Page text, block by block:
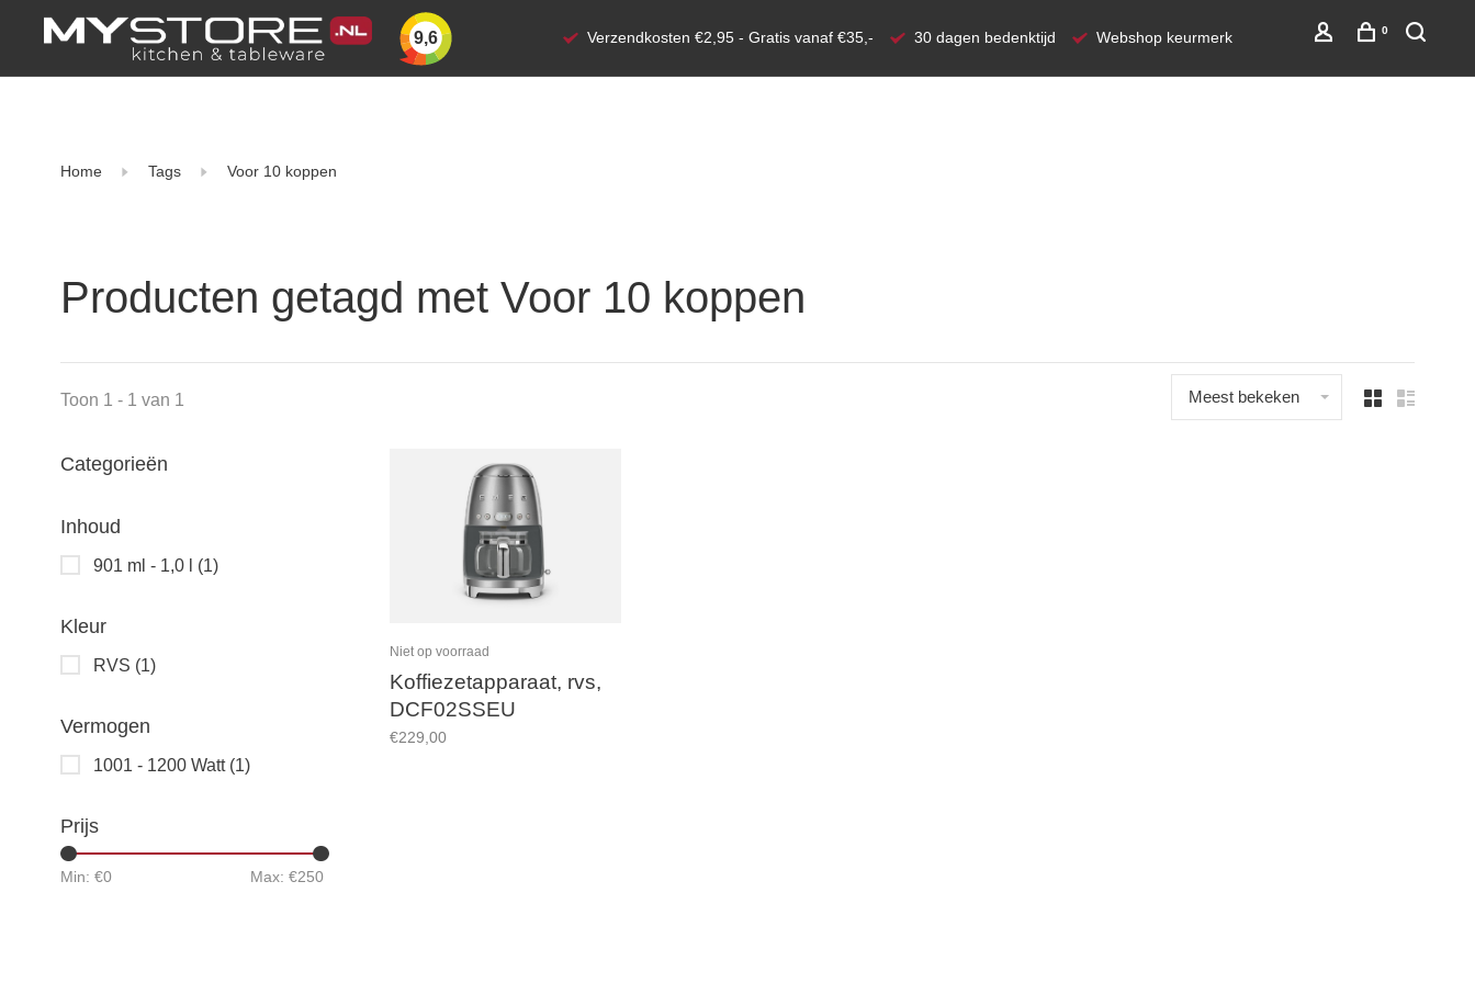
9,6 Verzendkosten €2,95 - Gratis vanaf €35,- 30 dagen bedenktijd Webshop keurmerk 0
Home Tags Voor 10 koppen
Producten getagd met Voor 10 koppen
Toon 1 - 1 van 1 Meest bekeken
Categorieën
Inhoud
901 ml - 1,0 l (1)
Kleur
RVS (1)
Vermogen
1001 - 1200 Watt (1)
Prijs
Min: €0 Max: €250
Niet op voorraad
Koffiezetapparaat, rvs,
DCF02SSEU
€229,00